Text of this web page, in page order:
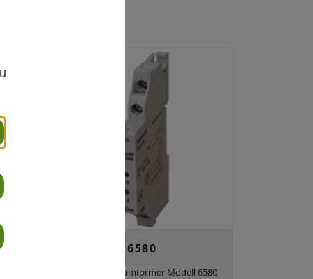
6580
Prozesssignalumformer Modell 6580